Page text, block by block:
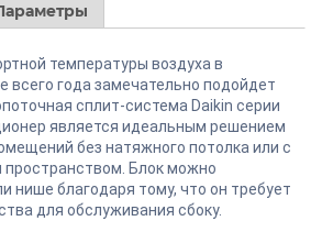
температуры воздуха в
всего года замечательно подойдет
сплит-система Daikin серии
является идеальным решением
без натяжного потолка или с
пространством. Блок можно
нише благодаря тому, что он требует
для обслуживания сбоку.